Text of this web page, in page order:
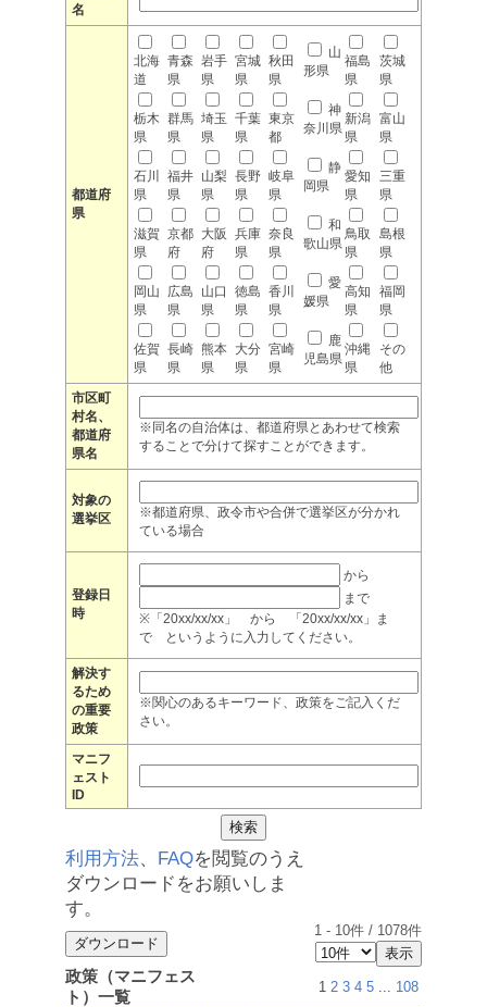
名
都道府
県
北海
道
青森
県
岩手
県
宮城
県
秋田
県
山
形県
福島
県
茨城
県
栃木
県
群馬
県
埼玉
県
千葉
県
東京
都
神
奈川県
新潟
県
富山
県
石川
県
福井
県
山梨
県
長野
県
岐阜
県
静
岡県
愛知
県
三重
県
滋賀
県
京都
府
大阪
府
兵庫
県
奈良
県
和
歌山県
鳥取
県
島根
県
岡山
県
広島
県
山口
県
徳島
県
香川
県
愛
媛県
高知
県
福岡
県
佐賀
県
長崎
県
熊本
県
大分
県
宮崎
県
鹿
児島県
沖縄
県
その
他
市区町
村名、
都道府
県名
※同名の自治体は、都道府県とあわせて検索
することで分けて探すことができます。
対象の
選挙区
※都道府県、政令市や合併で選挙区が分かれ
ている場合
登録日
時
から
まで
※「20xx/xx/xx」 から 「20xx/xx/xx」ま
で というように入力してください。
解決す
るため
の重要
政策
※関心のあるキーワード、政策をご記入くだ
さい。
マニフ
ェスト
ID
利用方法、 FAQを閲覧のうえ
ダウンロードをお願いしま
す。
1 - 10件 / 1078件
政策（マニフェス
ト）一覧
1 2 3 4 5 ... 108